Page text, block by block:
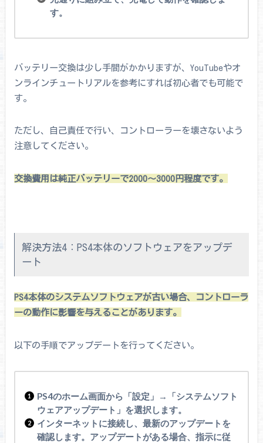
す。
バッテリー交換は少し手間がかかりますが、YouTubeやオ
ンラインチュートリアルを参考にすれば初心者でも可能で
す。
ただし、自己責任で行い、コントローラーを壊さないよう
注意してください。
交換費用は純正バッテリーで2000～3000円程度です。
解決方法4：PS4本体のソフトウェアをアップデ
ート
PS4本体のシステムソフトウェアが古い場合、コントローラ
ーの動作に影響を与えることがあります。
以下の手順でアップデートを行ってください。
PS4のホーム画面から「設定」→「システムソフト
ウェアアップデート」を選択します。
インターネットに接続し、最新のアップデートを
確認します。アップデートがある場合、指示に従